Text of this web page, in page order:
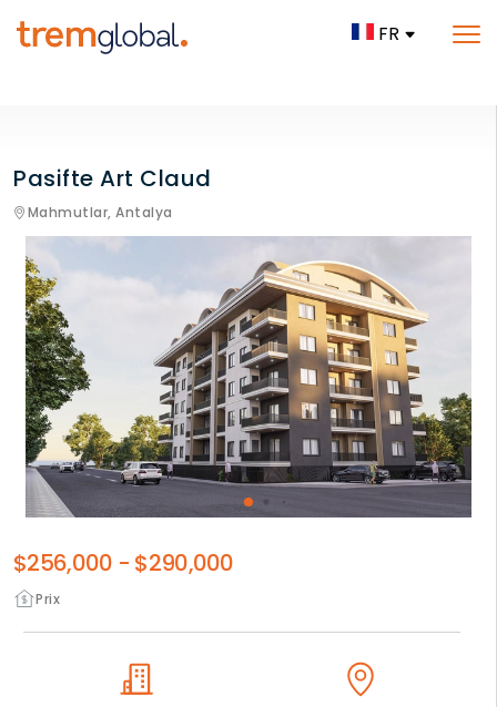
FR
Pasifte Art Claud
Mahmutlar, Antalya
Prix
$256,000 - $290,000